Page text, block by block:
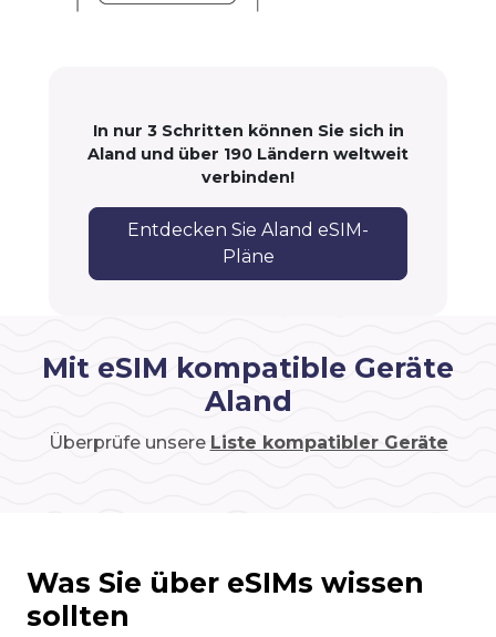
In nur 3 Schritten können Sie sich in
Aland und über 190 Ländern weltweit
verbinden!
Entdecken Sie Aland eSIM-
Pläne
Mit eSIM kompatible Geräte
Aland
Überprüfe unsere Liste kompatibler Geräte
Was Sie über eSIMs wissen
sollten